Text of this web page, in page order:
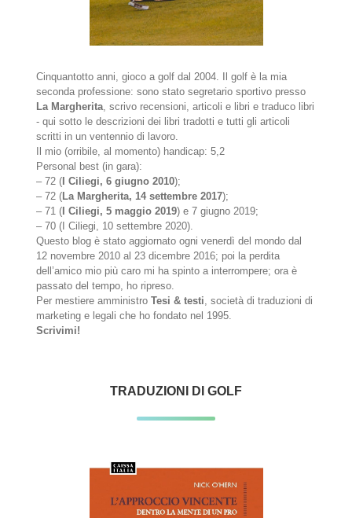
Cinquantotto anni, gioco a golf dal 2004. Il golf è la mia
seconda professione: sono stato segretario sportivo presso
La Margherita, scrivo recensioni, articoli e libri e traduco libri
- qui sotto le descrizioni dei libri tradotti e tutti gli articoli
scritti in un ventennio di lavoro.
Il mio (orribile, al momento) handicap: 5,2
Personal best (in gara):
– 72 ( I Ciliegi, 6 giugno 2010);
– 72 (La Margherita, 14 settembre 2017);
– 71 ( I Ciliegi, 5 maggio 2019) e 7 giugno 2019;
– 70 (I Ciliegi, 10 settembre 2020).
Questo blog è stato aggiornato ogni venerdì del mondo dal
12 novembre 2010 al 23 dicembre 2016; poi la perdita
dell’amico mio più caro mi ha spinto a interrompere; ora è
passato del tempo, ho ripreso.
Per mestiere amministroTesi & testi, società di traduzioni di
marketing e legali che ho fondato nel 1995.
Scrivimi!
TRADUZIONI DI GOLF